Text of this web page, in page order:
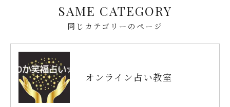
同じカテゴリーのページ
SAME CATEGORY
オンライン占い教室